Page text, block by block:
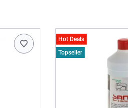
Hot Deals
Topseller